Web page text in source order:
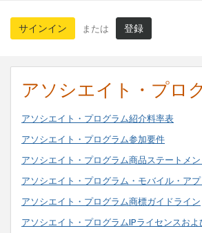
サインイン または 登録
アソシエイト・プロ
アソシエイト・プログラム紹介料率表
アソシエイト・プログラム参加要件
アソシエイト・プログラム商品ステートメン
アソシエイト・プログラム・モバイル・ア
アソシエイト・プログラム商標ガイドライン
アソシエイト・プログラムIPライセンスお